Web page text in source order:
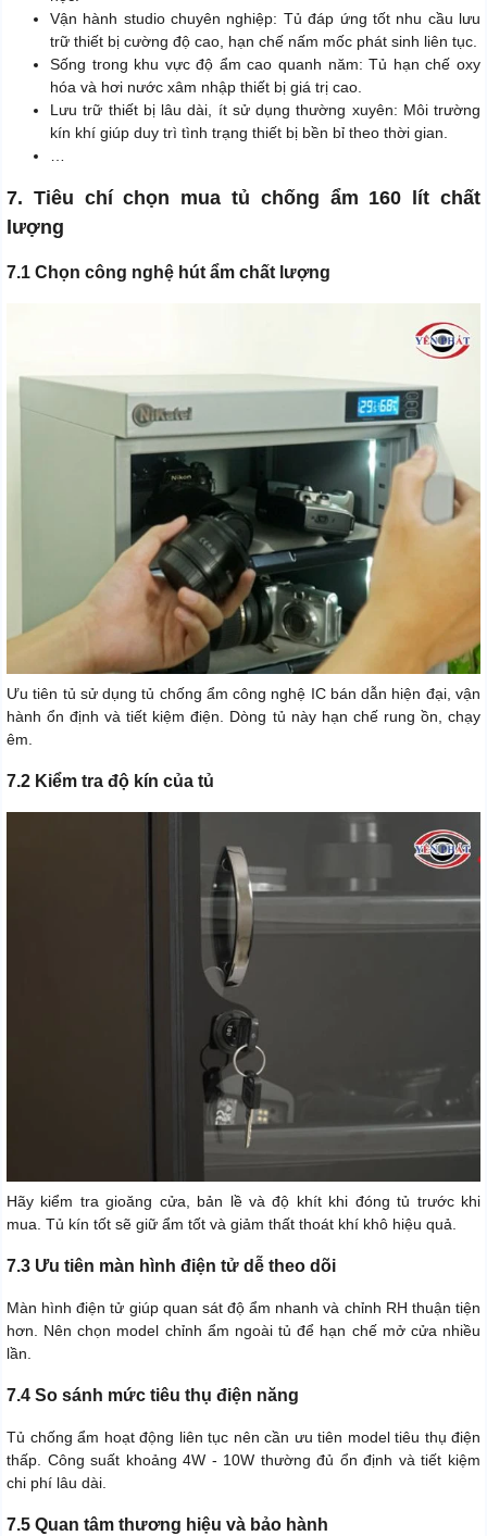
Vận hành studio chuyên nghiệp: Tủ đáp ứng tốt nhu cầu lưu
trữ thiết bị cường độ cao, hạn chế nấm mốc phát sinh liên tục.
Sống trong khu vực độ ẩm cao quanh năm: Tủ hạn chế oxy
hóa và hơi nước xâm nhập thiết bị giá trị cao.
Lưu trữ thiết bị lâu dài, ít sử dụng thường xuyên: Môi trường
kín khí giúp duy trì tình trạng thiết bị bền bỉ theo thời gian.
…
7. Tiêu chí chọn mua tủ chống ẩm 160 lít chất
lượng
7.1 Chọn công nghệ hút ẩm chất lượng
Ưu tiên tủ sử dụng tủ chống ẩm công nghệ IC bán dẫn hiện đại, vận
hành ổn định và tiết kiệm điện. Dòng tủ này hạn chế rung ồn, chạy
êm.
7.2 Kiểm tra độ kín của tủ
Hãy kiểm tra gioăng cửa, bản lề và độ khít khi đóng tủ trước khi
mua. Tủ kín tốt sẽ giữ ẩm tốt và giảm thất thoát khí khô hiệu quả.
7.3 Ưu tiên màn hình điện tử dễ theo dõi
Màn hình điện tử giúp quan sát độ ẩm nhanh và chỉnh RH thuận tiện
hơn. Nên chọn model chỉnh ẩm ngoài tủ để hạn chế mở cửa nhiều
lần.
7.4 So sánh mức tiêu thụ điện năng
Tủ chống ẩm hoạt động liên tục nên cần ưu tiên model tiêu thụ điện
thấp. Công suất khoảng 4W - 10W thường đủ ổn định và tiết kiệm
chi phí lâu dài.
7.5 Quan tâm thương hiệu và bảo hành